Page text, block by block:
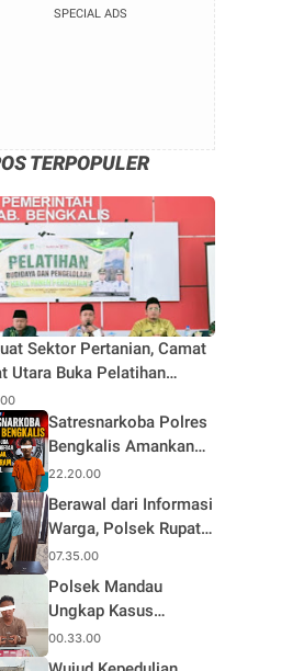
SPECIAL ADS
TERPOPULER
Sektor Pertanian, Camat
Utara Buka Pelatihan
dan Pengelolaan Hasil
Pertanian di Desa Teluk
Satresnarkoba Polres
Bengkalis Amankan
Terduga Pengedar
Sabu di Mandau, Sita
1,59 Gram Barang
Bukti
22.20.00
Berawal dari Informasi
Warga, Polsek Rupat
Ungkap Kasus Sabu
dan Amankan Seorang
Pria
07.35.00
Polsek Mandau
Ungkap Kasus
Narkotika, Seorang
Pria Diamankan
00.33.00